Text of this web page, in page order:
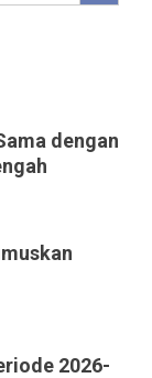
dengan
2026-